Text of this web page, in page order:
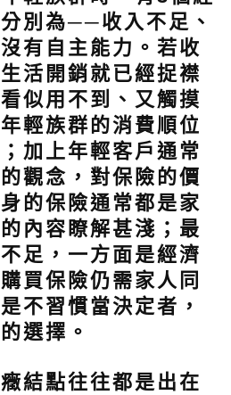
別為──收入不足、
有自主能力。若收
活開銷就已經捉襟
似用不到、又觸摸
輕族群的消費順位
加上年輕客戶通常
觀念，對保險的價
的保險通常都是家
內容瞭解甚淺；最
足，一方面是經濟
買保險仍需家人同
不習慣當決定者，
選擇。
點往往都是出在